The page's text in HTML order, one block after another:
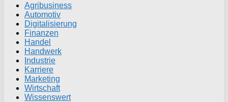
Agribusiness
Automotiv
Digitalisierung
Finanzen
Handel
Handwerk
Industrie
Karriere
Marketing
Wirtschaft
Wissenswert